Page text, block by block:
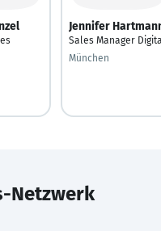
Jennifer
Sales Manager
München
Netzwerk